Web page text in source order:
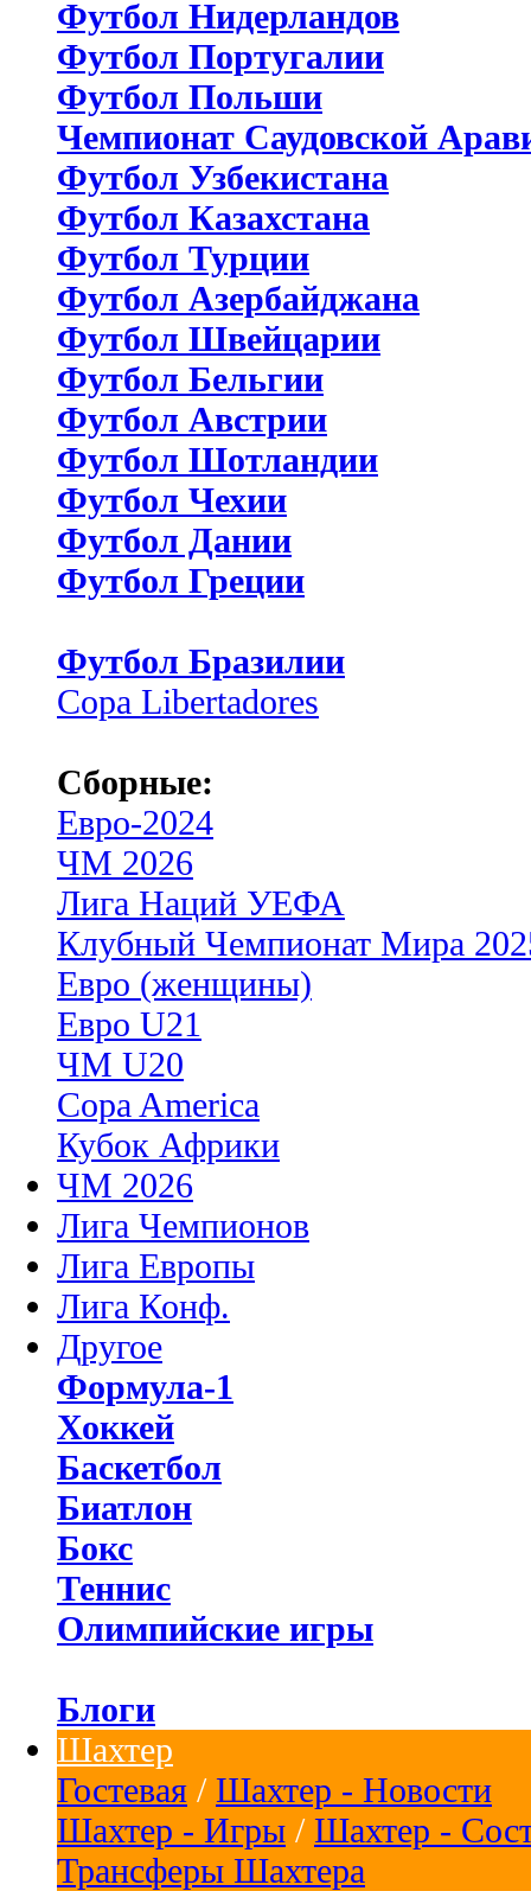
Футбол Нидерландов
Футбол Португалии
Футбол Польши
Чемпионат Саудовской
Футбол Узбекистана
Футбол Казахстана
Футбол Турции
Футбол Азербайджана
Футбол Швейцарии
Футбол Бельгии
Футбол Австрии
Футбол Шотландии
Футбол Чехии
Футбол Дании
Футбол Греции
Футбол Бразилии
Copa Libertadores
Сборные:
Евро-2024
ЧМ 2026
Лига Наций УЕФА
Клубный Чемпионат Мира
Евро (женщины)
Евро U21
ЧМ U20
Copa America
Кубок Африки
ЧМ 2026
Лига Чемпионов
Лига Европы
Лига Конф.
Другое
Формула-1
Хоккей
Баскетбол
Биатлон
Бокс
Теннис
Олимпийские игры
Блоги
Шахтер
Гостевая / Шахтер - Новости
Шахтер - Игры / Шахтер -
Трансферы Шахтера